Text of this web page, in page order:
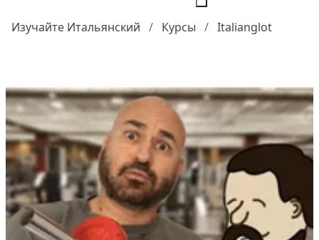
Изучайте Итальянский Курсы Italianglot